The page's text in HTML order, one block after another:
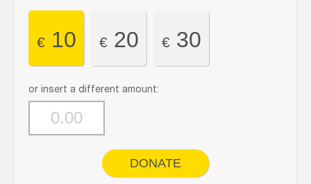
€ 10 € 20 € 30
or insert a different amount:
DONATE